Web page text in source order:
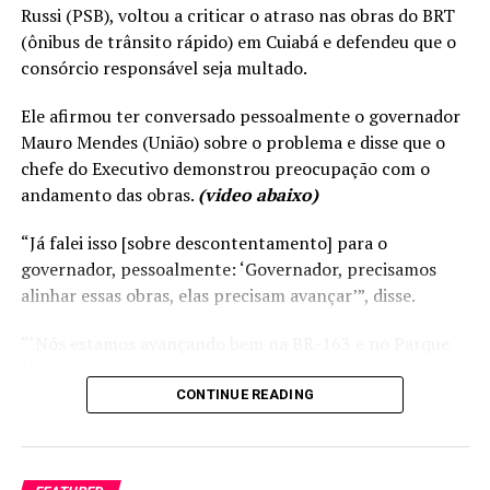
Russi (PSB), voltou a criticar o atraso nas obras do BRT
(ônibus de trânsito rápido) em Cuiabá e defendeu que o
consórcio responsável seja multado.
Ele afirmou ter conversado pessoalmente o governador
Mauro Mendes (União) sobre o problema e disse que o
chefe do Executivo demonstrou preocupação com o
andamento das obras. (video abaixo)
“Já falei isso [sobre descontentamento] para o
governador, pessoalmente: ‘Governador, precisamos
alinhar essas obras, elas precisam avançar’”, disse.
concluir o BRT e o Portão do Inferno em Chapada dos
precisa avançar’”, acrescentou Max detalhando a
conversa com o governador.
CONTINUE READING